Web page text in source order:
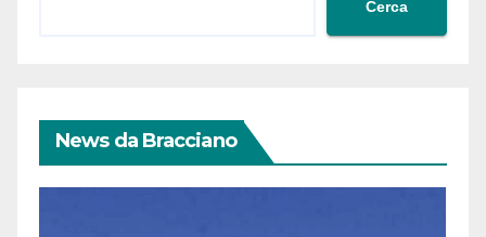
Cerca
News da Bracciano